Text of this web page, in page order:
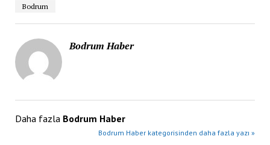
Bodrum
Bodrum Haber
Daha fazla Bodrum Haber
Bodrum Haber kategorisinden daha fazla yazı »